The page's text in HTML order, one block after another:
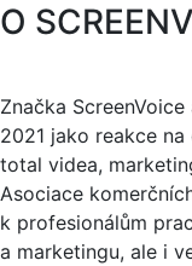
O
Značka
2021 jako reakce
total videa,
Asociace
k profesionálům
a marketingu, ale i